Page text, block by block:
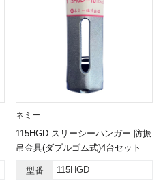
ネミー
115HGD スリーシーハンガー 防振
吊金具(ダブルゴム式)4台セット
型番 115HGD